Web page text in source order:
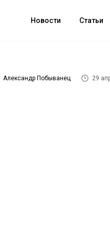
Новости Статьи
Александр Побыванец 29